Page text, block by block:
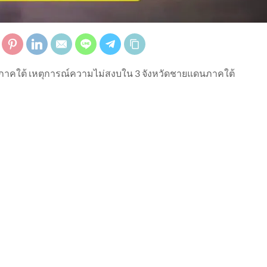
คใต้ เหตุการณ์ความไม่สงบใน 3 จังหวัดชายแดนภาคใต้